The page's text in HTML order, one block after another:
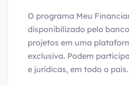
O programa Meu
disponibilizado pelo
projetos em uma
exclusiva. Podem
e jurídicas, em todo o país.